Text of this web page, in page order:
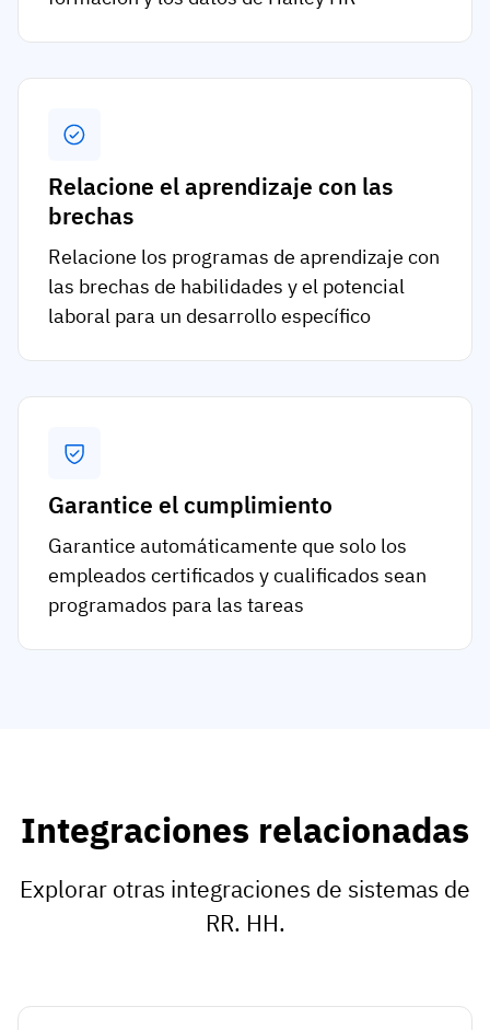
Relacione el aprendizaje con las
brechas
Relacione los programas de aprendizaje con
las brechas de habilidades y el potencial
laboral para un desarrollo específico
Garantice el cumplimiento
Garantice automáticamente que solo los
empleados certificados y cualificados sean
programados para las tareas
Integraciones relacionadas
Explorar otras integraciones de sistemas de
RR. HH.